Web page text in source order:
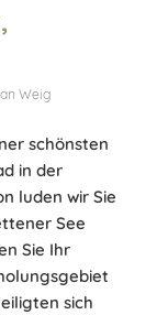
Weig
schönsten
in der
luden wir Sie
See
Sie Ihr
sich